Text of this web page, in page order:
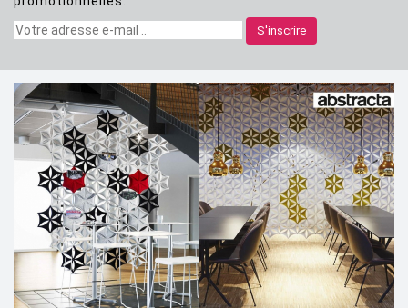
CRASSEVIG
DESIGN HOUSE STOCKHOLM
DRIADE
EDRA
EGO PARIS
EMU
ESTABLISHED AND SONS
ETHNICRAFT
S'inscrire